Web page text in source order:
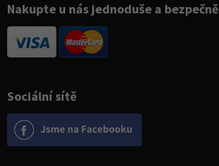
Sociální sítě
Nakupte u nás jednoduše a bezpečně